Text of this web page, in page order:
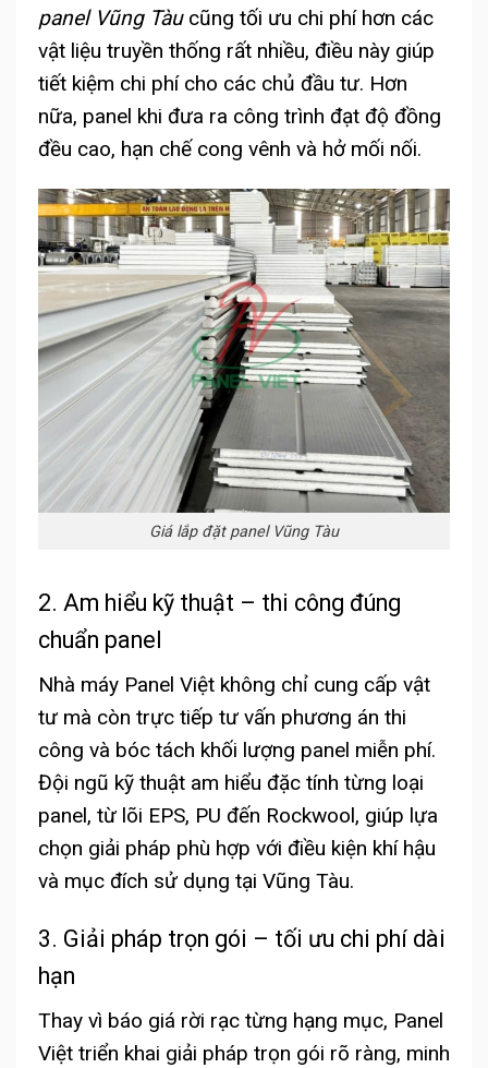
panel Vũng Tàu cũng tối ưu chi phí hơn các
vật liệu truyền thống rất nhiều, điều này giúp
tiết kiệm chi phí cho các chủ đầu tư. Hơn
nữa, panel khi đưa ra công trình đạt độ đồng
đều cao, hạn chế cong vênh và hở mối nối.
Giá lắp đặt panel Vũng Tàu
2. Am hiểu kỹ thuật – thi công đúng
chuẩn panel
Nhà máy Panel Việt không chỉ cung cấp vật
tư mà còn trực tiếp tư vấn phương án thi
công và bóc tách khối lượng panel miễn phí.
Đội ngũ kỹ thuật am hiểu đặc tính từng loại
panel, từ lõi EPS, PU đến Rockwool, giúp lựa
chọn giải pháp phù hợp với điều kiện khí hậu
và mục đích sử dụng tại Vũng Tàu.
3. Giải pháp trọn gói – tối ưu chi phí dài
hạn
Thay vì báo giá rời rạc từng hạng mục, Panel
Việt triển khai giải pháp trọn gói rõ ràng, minh